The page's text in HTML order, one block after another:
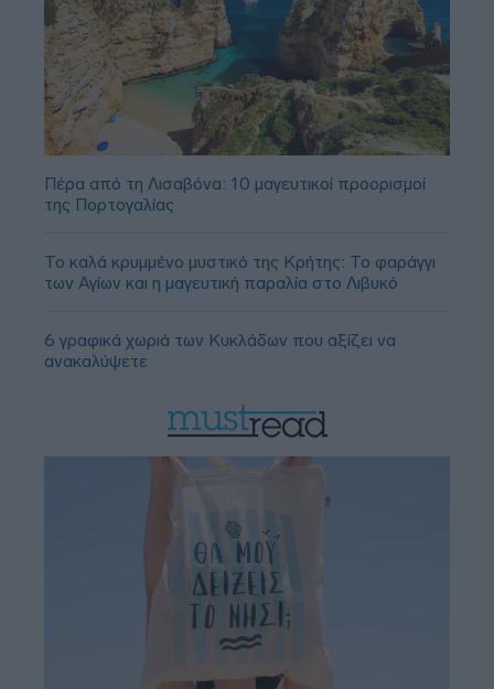
Πέρα από τη Λισαβόνα: 10 μαγευτικοί προορισμοί
της Πορτογαλίας
Το καλά κρυμμένο μυστικό της Κρήτης: Το φαράγγι
των Αγίων και η μαγευτική παραλία στο Λιβυκό
6 γραφικά χωριά των Κυκλάδων που αξίζει να
ανακαλύψετε